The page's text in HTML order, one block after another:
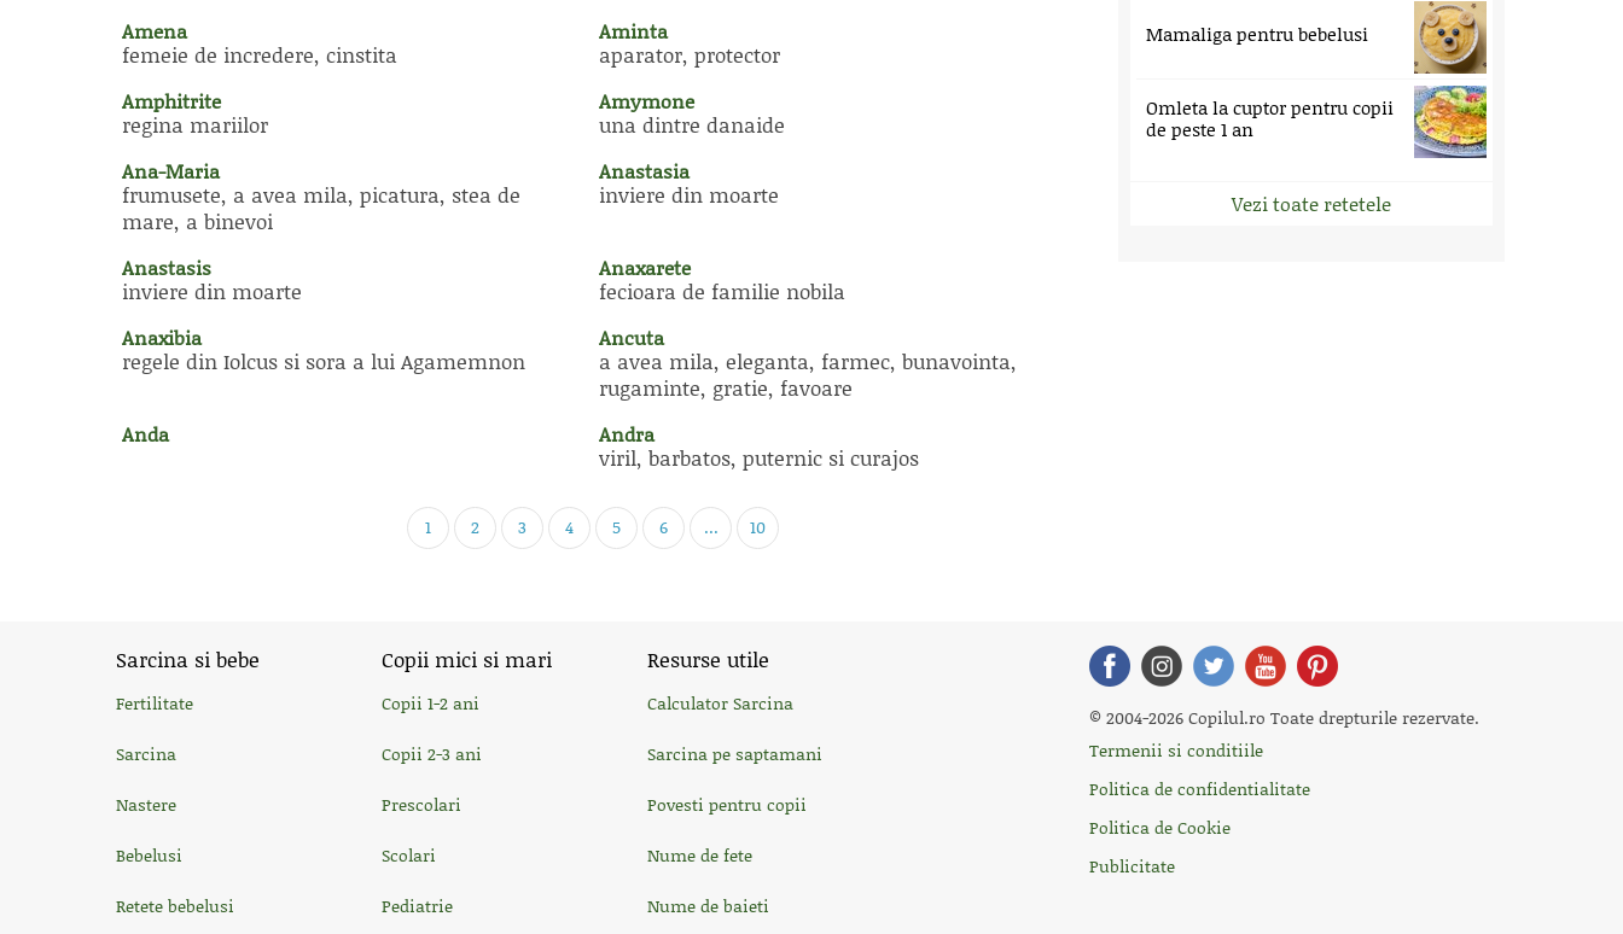
Amena
femeie de incredere, cinstita
Aminta
aparator, protector
Amphitrite
regina mariilor
Amymone
una dintre danaide
Ana-Maria
frumusete, a avea mila, picatura, stea de
mare, a binevoi
Anastasia
inviere din moarte
Anastasis
inviere din moarte
Anaxarete
fecioara de familie nobila
Anaxibia
regele din Iolcus si sora a lui Agamemnon
Ancuta
a avea mila, eleganta, farmec, bunavointa,
rugaminte, gratie, favoare
Anda Andra
viril, barbatos, puternic si curajos
1 2 3 4 5 6 ... 10
Mamaliga pentru bebelusi
Omleta la cuptor pentru copii
de peste 1 an
Vezi toate retetele
Sarcina si bebe
Fertilitate
Sarcina
Nastere
Bebelusi
Retete bebelusi
Copii mici si mari
Copii 1-2 ani
Copii 2-3 ani
Prescolari
Scolari
Pediatrie
Resurse utile
Calculator Sarcina
Sarcina pe saptamani
Povesti pentru copii
Nume de fete
Nume de baieti
© 2004-2026 Copilul.ro Toate drepturile rezervate.
Termenii si conditiile
Politica de confidentialitate
Politica de Cookie
Publicitate